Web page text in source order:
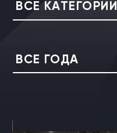
ВСЕ КАТЕГОРИИ
ВСЕ ГОДА